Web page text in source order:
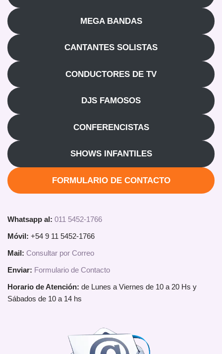
MEGA BANDAS
CANTANTES SOLISTAS
CONDUCTORES DE TV
DJS FAMOSOS
CONFERENCISTAS
SHOWS INFANTILES
FORMULARIO DE CONTACTO
Whatsapp al: 011 5452-1766
Móvil: +54 9 11 5452-1766
Mail: Consultar por Correo
Enviar: Formulario de Contacto
Horario de Atención: de Lunes a Viernes de 10 a 20 Hs y
Sábados de 10 a 14 hs